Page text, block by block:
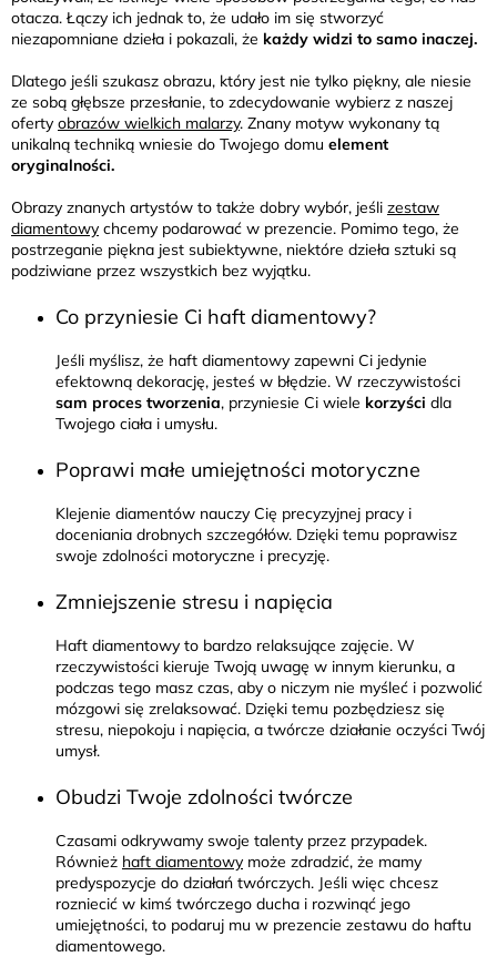
otacza. Łączy ich jednak to, że udało im się stworzyć
niezapomniane dzieła i pokazali, że każdy widzi to samo inaczej.
Dlatego jeśli szukasz obrazu, który jest nie tylko piękny, ale niesie
ze sobą głębsze przesłanie, to zdecydowanie wybierz z naszej
oferty obrazów wielkich malarzy. Znany motyw wykonany tą
unikalną techniką wniesie do Twojego domu element
oryginalności.
Obrazy znanych artystów to także dobry wybór, jeśli zestaw
diamentowy chcemy podarować w prezencie. Pomimo tego, że
postrzeganie piękna jest subiektywne, niektóre dzieła sztuki są
podziwiane przez wszystkich bez wyjątku.
Co przyniesie Ci haft diamentowy?
Jeśli myślisz, że haft diamentowy zapewni Ci jedynie
efektowną dekorację, jesteś w błędzie. W rzeczywistości
sam proces tworzenia, przyniesie Ci wiele korzyści dla
Twojego ciała i umysłu.
Poprawi małe umiejętności motoryczne
Klejenie diamentów nauczy Cię precyzyjnej pracy i
doceniania drobnych szczegółów. Dzięki temu poprawisz
swoje zdolności motoryczne i precyzję.
Zmniejszenie stresu i napięcia
Haft diamentowy to bardzo relaksujące zajęcie. W
rzeczywistości kieruje Twoją uwagę w innym kierunku, a
podczas tego masz czas, aby o niczym nie myśleć i pozwolić
mózgowi się zrelaksować. Dzięki temu pozbędziesz się
stresu, niepokoju i napięcia, a twórcze działanie oczyści Twój
umysł.
Obudzi Twoje zdolności twórcze
Czasami odkrywamy swoje talenty przez przypadek.
Również haft diamentowy może zdradzić, że mamy
predyspozycje do działań twórczych. Jeśli więc chcesz
rozniecić w kimś twórczego ducha i rozwinąć jego
umiejętności, to podaruj mu w prezencie zestawu do haftu
diamentowego.